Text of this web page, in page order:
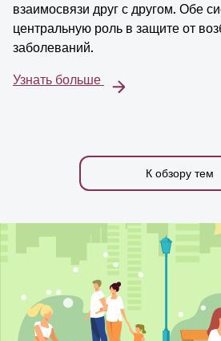
взаимосвязи друг с другом. Обе
центральную роль в защите от
заболеваний.
Узнать больше
К обзору тем